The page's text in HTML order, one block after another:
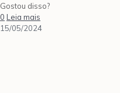
Gostou disso?
0 Leia mais
15/05/2024